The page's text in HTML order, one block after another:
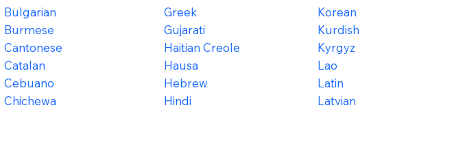
Bulgarian
Burmese
Cantonese
Catalan
Cebuano
Chichewa
Greek
Gujarati
Haitian Creole
Hausa
Hebrew
Hindi
Korean
Kurdish
Kyrgyz
Lao
Latin
Latvian